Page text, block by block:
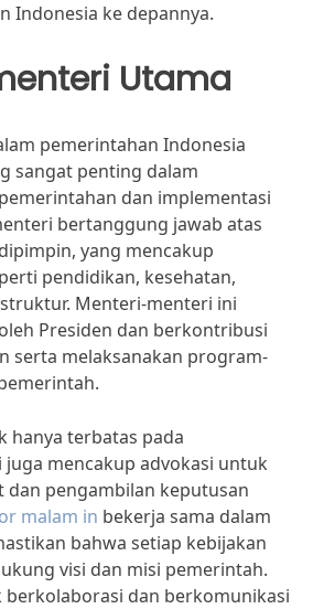
Indonesia ke depannya.
Utama
pemerintahan Indonesia
sangat penting dalam
dan implementasi
bertanggung jawab atas
yang mencakup
pendidikan, kesehatan,
Menteri-menteri ini
Presiden dan berkontribusi
serta melaksanakan program-
hanya terbatas pada
mencakup advokasi untuk
dan pengambilan keputusan
malam in bekerja sama dalam
bahwa setiap kebijakan
visi dan misi pemerintah.
berkolaborasi dan berkomunikasi